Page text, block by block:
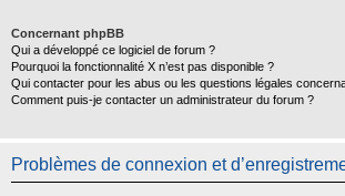
Concernant phpBB
Qui a développé ce logiciel de forum ?
Pourquoi la fonctionnalité X n’est pas disponible ?
Qui contacter pour les abus ou les questions légales
Comment puis-je contacter un administrateur du forum ?
Problèmes de connexion et